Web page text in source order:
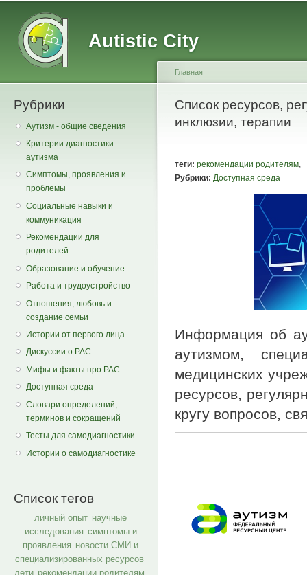
Autistic City
Рубрики
Аутизм - общие сведения
Критерии диагностики
аутизма
Симптомы, проявления и
проблемы
Социальные навыки и
коммуникация
Рекомендации для
родителей
Образование и обучение
Работа и трудоустройство
Отношения, любовь и
создание семьи
Истории от первого лица
Дискуссии о РАС
Мифы и факты про РАС
Доступная среда
Словари определений,
терминов и сокращений
Тесты для самодиагностики
Истории о самодиагностике
Список тегов
личный опыт научные
исследования симптомы и
проявления новости СМИ и
специализированных ресурсов
дети рекомендации родителям
You are here
Главная
​Список ресурсов,
инклюзии, терапии
теги: рекомендации родителям
Рубрики: Доступная среда
Информация об
аутизмом,
медицинских
ресурсов,
кругу вопросов,